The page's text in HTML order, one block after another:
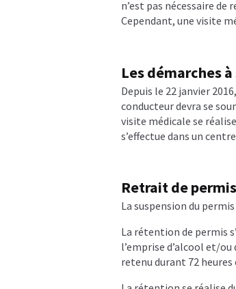
Qui est concerné par
Retrait de permis de
Suspension de permis
Voiture sans permis
n’est pas nécessaire
Cependant, une visite
Les démarches
Depuis le 22 janvier
conducteur devra se
visite médicale se
s’effectue dans un
Retrait de permis
La suspension du
La rétention de permis
l’emprise d’alcool et/
retenu durant 72